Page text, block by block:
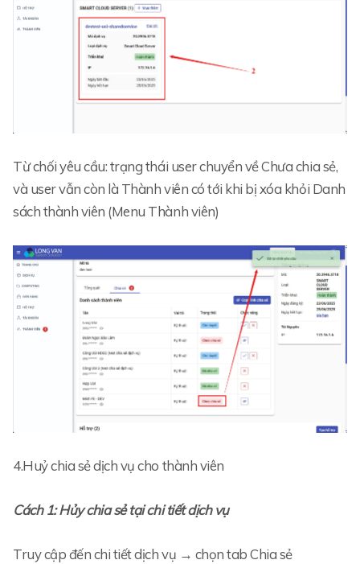
Từ chối yêu cầu: trạng thái user chuyển về Chưa chia sẻ,
và user vẫn còn là Thành viên có tới khi bị xóa khỏi Danh
sách thành viên (Menu Thành viên)
4.Huỷ chia sẻ dịch vụ cho thành viên
Cách 1: Hủy chia sẻ tại chi tiết dịch vụ
Truy cập đến chi tiết dịch vụ → chọn tab Chia sẻ